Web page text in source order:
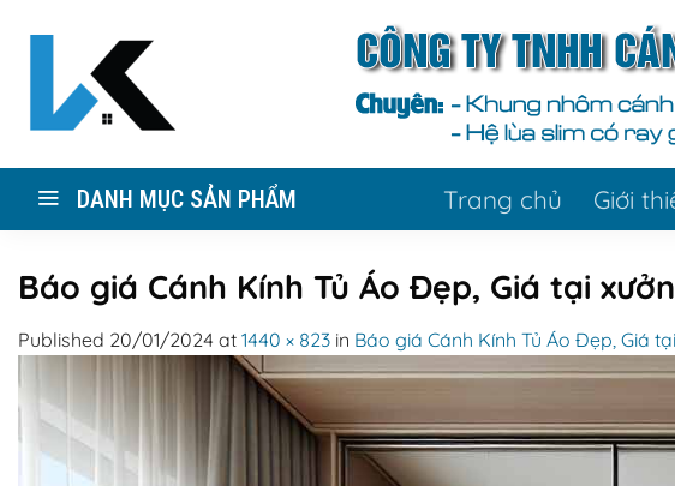
DANH MỤC SẢN PHẨM Trang chủ Giới
Báo giá Cánh Kính Tủ Áo Đẹp, Giá tại
Published 20/01/2024 at 1440 × 823 in Báo giá Cánh Kính Tủ Áo Đẹp, Giá